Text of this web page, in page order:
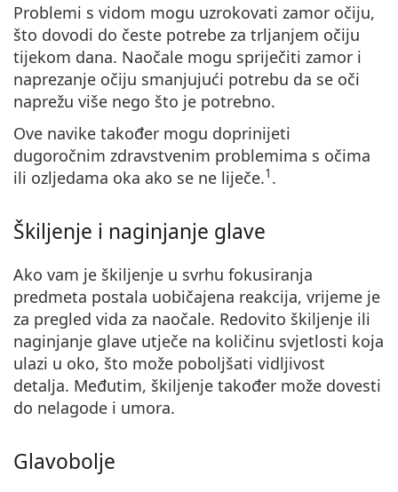
Problemi s vidom mogu uzrokovati zamor očiju,
što dovodi do česte potrebe za trljanjem očiju
tijekom dana. Naočale mogu spriječiti zamor i
naprezanje očiju smanjujući potrebu da se oči
naprežu više nego što je potrebno.
Ove navike također mogu doprinijeti
dugoročnim zdravstvenim problemima s očima
ili ozljedama oka ako se ne liječe.1 .
Škiljenje i naginjanje glave
Ako vam je škiljenje u svrhu fokusiranja
predmeta postala uobičajena reakcija, vrijeme je
za pregled vida za naočale. Redovito škiljenje ili
naginjanje glave utječe na količinu svjetlosti koja
ulazi u oko, što može poboljšati vidljivost
detalja. Međutim, škiljenje također može dovesti
do nelagode i umora.
Glavobolje